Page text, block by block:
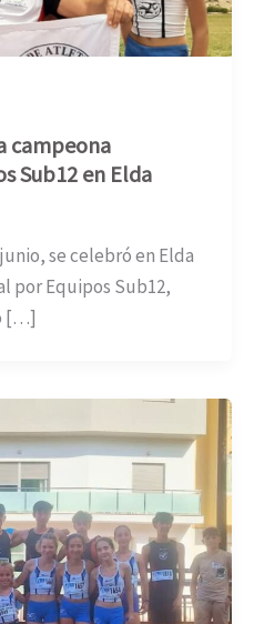
campeona
Sub12 en Elda
se celebró en Elda
por Equipos Sub12,
[…]